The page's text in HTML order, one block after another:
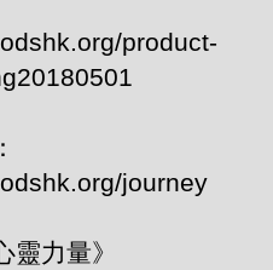
product-
journey
力量》